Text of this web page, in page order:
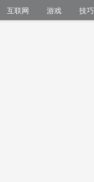
互联网 游戏 技巧